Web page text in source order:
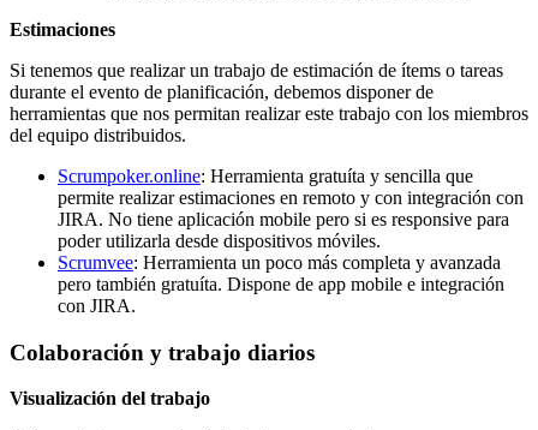
Estimaciones
Si tenemos que realizar un trabajo de estimación de ítems o tareas
durante el evento de planificación, debemos disponer de
herramientas que nos permitan realizar este trabajo con los miembros
del equipo distribuidos.
Scrumpoker.online: Herramienta gratuíta y sencilla que
permite realizar estimaciones en remoto y con integración con
JIRA. No tiene aplicación mobile pero si es responsive para
poder utilizarla desde dispositivos móviles.
Scrumvee: Herramienta un poco más completa y avanzada
pero también gratuíta. Dispone de app mobile e integración
con JIRA.
Colaboración y trabajo diarios
Visualización del trabajo